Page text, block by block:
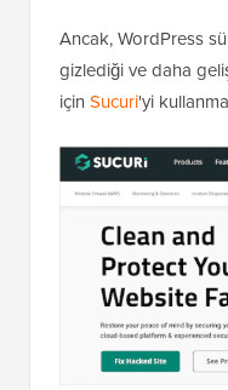
Tümen iyi
WordPress sürüm
gizlediği ve daha
içinSucuri'yi